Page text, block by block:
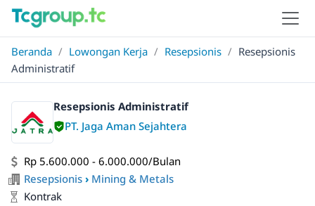
Beranda / Lowongan Kerja / Resepsionis / Resepsionis
Administratif
Resepsionis Administratif
PT. Jaga Aman Sejahtera
Rp 5.600.000 - 6.000.000/Bulan
Resepsionis › Mining & Metals
Kontrak